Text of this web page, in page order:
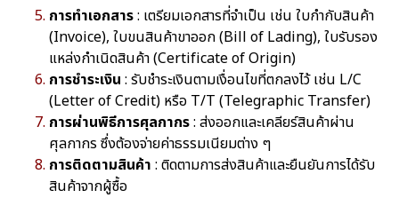
การทำเอกสาร: เตรียมเอกสารที่จำเป็น เช่น ใบกำกับสินค้า
(Invoice), ใบขนสินค้าขาออก (Bill of Lading), ใบรับรอง
แหล่งกำเนิดสินค้า (Certificate of Origin)
การชำระเงิน : รับชำระเงินตามเงื่อนไขที่ตกลงไว้ เช่น L/C
(Letter of Credit) หรือ T/T (Telegraphic Transfer)
การผ่านพิธีการศุลกากร: ส่งออกและเคลียร์สินค้าผ่าน
ศุลกากร ซึ่งต้องจ่ายค่าธรรมเนียมต่าง ๆ
การติดตามสินค้า : ติดตามการส่งสินค้าและยืนยันการได้รับ
สินค้าจากผู้ซื้อ